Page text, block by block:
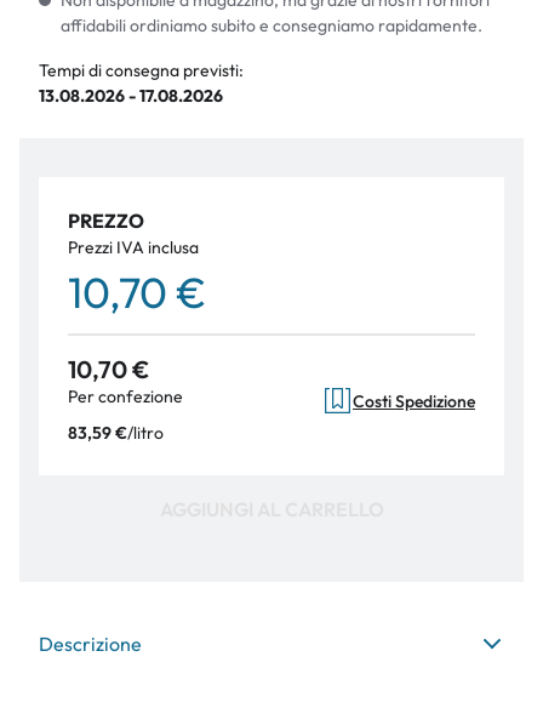
affidabili ordiniamo subito e consegniamo rapidamente.
Tempi di consegna previsti:
13.08.2026 - 17.08.2026
PREZZO
Prezzi IVA inclusa
10,70 €
10,70 €
Per confezione
83,59 €/litro
Costi Spedizione
Descrizione